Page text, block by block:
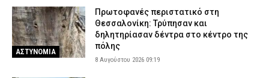
ΑΣΤΥΝΟΜΙΑ
Πρωτοφανές περιστατικό στη
Θεσσαλονίκη: Τρύπησαν και
δηλητηρίασαν δέντρα στο κέντρο της
πόλης
8 Αυγούστου 2026 09:19